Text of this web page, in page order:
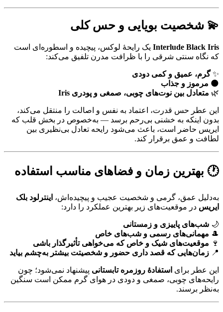
💫 شخصیت بویایی و حس کلی
Interlude Black Iris یک رایحهٔ لوکس، پیچیده و اسطوره‌ای است
که نگاه سنتی شرقی را با ظرافت مدرن تلفیق می‌کند:
✨گرم، عمیق و کمی دودی
🌑 مرموز و جذاب
🌿 متعادل بین نوت‌های چوبی، صمغی و پودری Iris
این عطر حس قدرت، اعتماد به نفس و اصالت را منتقل می‌کند،
بدون اینکه به خشنی بی‌رحم برسد — به‌خصوص در بخش قلب که
ایریس حاضر است، باعث می‌شود رایحه تعادل بی‌نظیری بین
لطافت و عمق برقرار کند.
🕐 بهترین زمان و فضاهای مناسب استفاده
به‌دلیل عمق، گرمی و شخصیت عجیب و پیچیده‌اش، اینترلود بلک
ایریس در موقعیت‌های زیر بهترین عملکرد را دارد:
🌙 شب‌های پاییزی و زمستانی
🎩 مهمانی‌های رسمی و شب‌های خاص
🍷 موقعیت‌های شیک و خاص که می‌خواهی تأثیرگذار باشی
📍 زمان‌هایی که قصد داری حضور و شخصیتت بیشتر به‌چشم بیاید
این عطر برای استفادهٔ روزمره تابستانی پیشنهاد نمی‌شود؛ چون
رایحه‌های چوبی، صمغی و دودی در هوای گرم ممکن است سنگین
به‌نظر برسند.